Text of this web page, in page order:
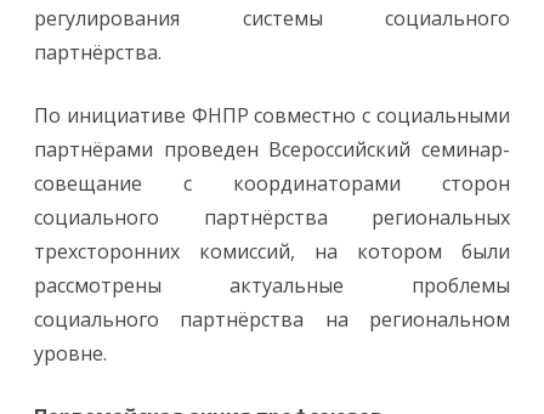
регулирования системы социального
партнёрства.
По инициативе ФНПР совместно с социальными
партнёрами проведен Всероссийский семинар-
совещание с координаторами сторон
социального партнёрства региональных
трехсторонних комиссий, на котором были
рассмотрены актуальные проблемы
социального партнёрства на региональном
уровне.